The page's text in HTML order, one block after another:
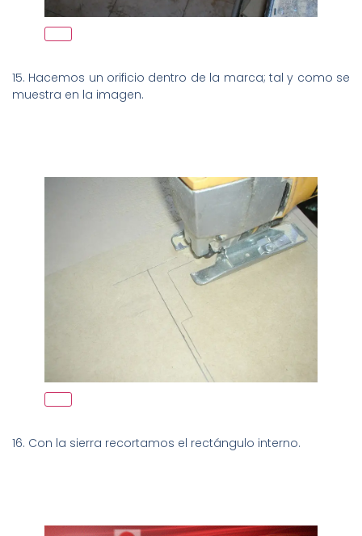
15. Hacemos un orificio dentro de la marca; tal y como se
muestra en la imagen.
16. Con la sierra recortamos el rectángulo interno.